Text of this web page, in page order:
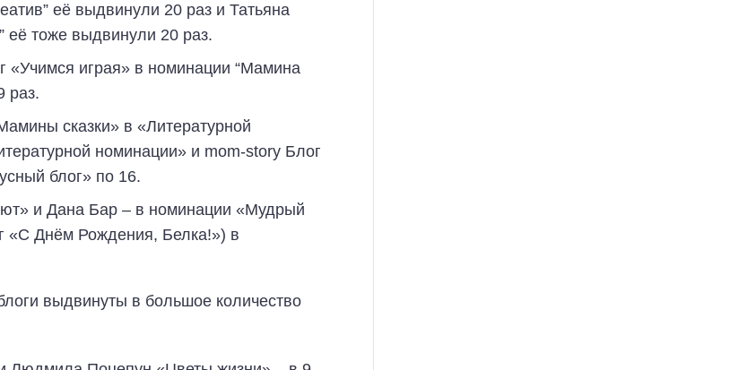
её выдвинули 20 раз и Татьяна
тоже выдвинули 20 раз.
играя» в номинации “Мамина
раз.
сказки» в «Литературной
номинации» и mom-story Блог
блог» по 16.
и Дана Бар – в номинации «Мудрый
«С Днём Рождения, Белка!») в
выдвинуты в большое количество